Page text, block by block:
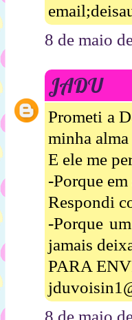
8 de maio
JADU
Prometi a
minha alma
E ele me
-Porque em
Respondi
-Porque
jamais
PARA
8 de maio